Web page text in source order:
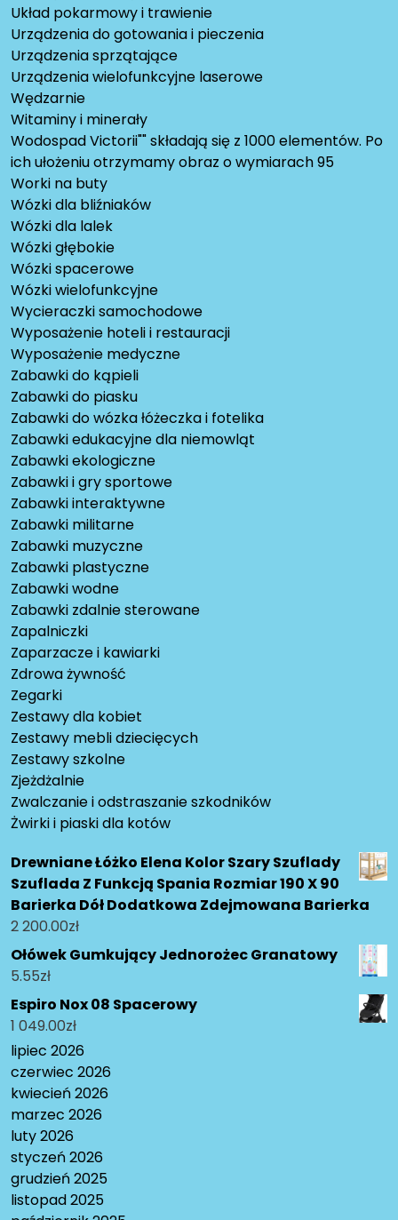
Układ pokarmowy i trawienie
Urządzenia do gotowania i pieczenia
Urządzenia sprzątające
Urządzenia wielofunkcyjne laserowe
Wędzarnie
Witaminy i minerały
Wodospad Victorii"" składają się z 1000 elementów. Po
ich ułożeniu otrzymamy obraz o wymiarach 95
Worki na buty
Wózki dla bliźniaków
Wózki dla lalek
Wózki głębokie
Wózki spacerowe
Wózki wielofunkcyjne
Wycieraczki samochodowe
Wyposażenie hoteli i restauracji
Wyposażenie medyczne
Zabawki do kąpieli
Zabawki do piasku
Zabawki do wózka łóżeczka i fotelika
Zabawki edukacyjne dla niemowląt
Zabawki ekologiczne
Zabawki i gry sportowe
Zabawki interaktywne
Zabawki militarne
Zabawki muzyczne
Zabawki plastyczne
Zabawki wodne
Zabawki zdalnie sterowane
Zapalniczki
Zaparzacze i kawiarki
Zdrowa żywność
Zegarki
Zestawy dla kobiet
Zestawy mebli dziecięcych
Zestawy szkolne
Zjeżdżalnie
Zwalczanie i odstraszanie szkodników
Żwirki i piaski dla kotów
Drewniane Łóżko Elena Kolor Szary Szuflady
Szuflada Z Funkcją Spania Rozmiar 190 X 90
Barierka Dół Dodatkowa Zdejmowana Barierka
2 200.00zł
Ołówek Gumkujący Jednorożec Granatowy
5.55zł
Espiro Nox 08 Spacerowy
1 049.00zł
lipiec 2026
czerwiec 2026
kwiecień 2026
marzec 2026
luty 2026
styczeń 2026
grudzień 2025
listopad 2025